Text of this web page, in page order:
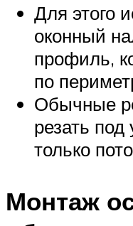
Для этого
оконный
профиль,
по
Обычные
резать
только
Монтаж